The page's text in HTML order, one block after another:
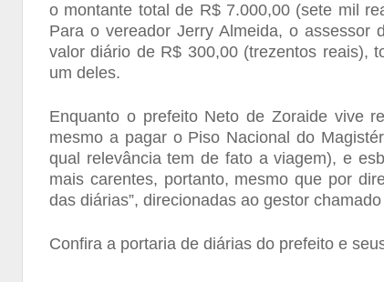
o montante total de R$ 7.000,00 (sete mil
Para o vereador Jerry Almeida, o assessor
valor diário de R$ 300,00 (trezentos reais),
um deles.
Enquanto o prefeito Neto de Zoraide vive
mesmo a pagar o Piso Nacional do
qual relevância tem de fato a viagem), e
mais carentes, portanto, mesmo que por
das diárias”, direcionadas ao gestor
Confira a portaria de diárias do prefeito e